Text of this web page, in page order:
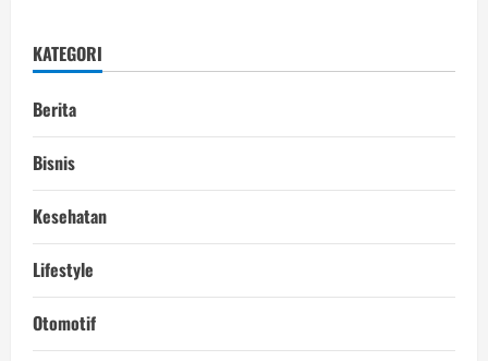
KATEGORI
Berita
Bisnis
Kesehatan
Lifestyle
Otomotif